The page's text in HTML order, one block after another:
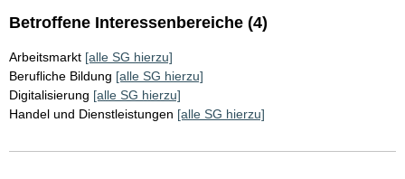
Betroffene Interessenbereiche (4)
Arbeitsmarkt [alle SG hierzu]
Berufliche Bildung [alle SG hierzu]
Digitalisierung [alle SG hierzu]
Handel und Dienstleistungen [alle SG hierzu]